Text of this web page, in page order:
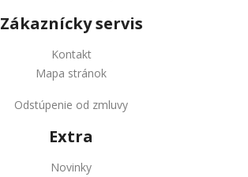
Zákaznícky servis
Kontakt
Mapa stránok
Odstúpenie od zmluvy
Extra
Novinky